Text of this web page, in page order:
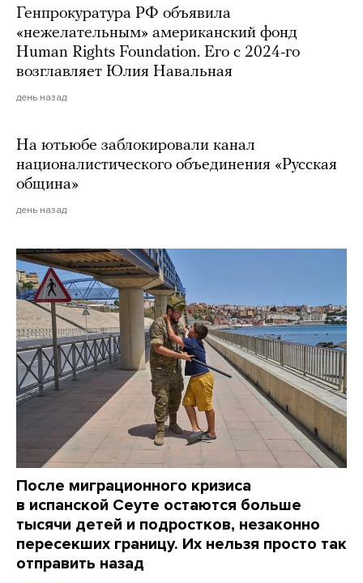
Генпрокуратура РФ объявила
«нежелательным» американский фонд
Human Rights Foundation. Его с 2024-го
возглавляет Юлия Навальная
день назад
На ютьюбе заблокировали канал
националистического объединения «Русская
община»
день назад
После миграционного кризиса
в испанской Сеуте остаются больше
тысячи детей и подростков, незаконно
пересекших границу. Их нельзя просто так
отправить назад